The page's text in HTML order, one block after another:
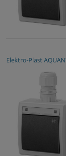
Elektro-Plast